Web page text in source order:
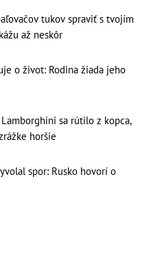
tukov spraviť s tvojím
až neskôr
o život: Rodina žiada jeho
sa rútilo z kopca,
horšie
spor: Rusko hovorí o